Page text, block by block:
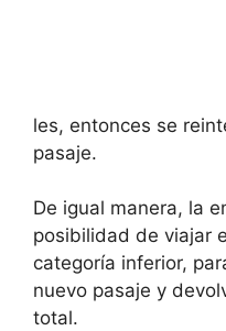
les, entonces se
pasaje.
De igual manera, la
posibilidad de viajar
categoría inferior,
nuevo pasaje y
total.